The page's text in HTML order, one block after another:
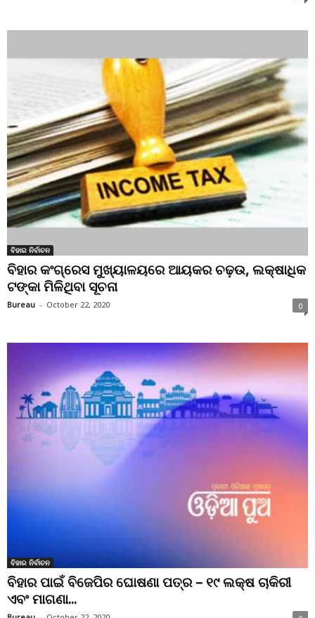
ବିହାର ନିର୍ବାଚନ
ବିହାର କଂଗ୍ରେସ ମୁଖ୍ୟାଳୟରେ ଆୟକର ଚଢ଼ଉ, ଲକ୍ଷାଧିକ
ଟଙ୍କା ମିଳିଥିବା ସୂଚନା
Bureau - October 22, 2020 0
ବିହାର ନିର୍ବାଚନ
ବିହାର ପାଇଁ ବିଜେପିର ଘୋଷଣା ପତ୍ର – ୧୯ ଲକ୍ଷ ଚାକିରୀ
ଏବଂ ମାଗଣା...